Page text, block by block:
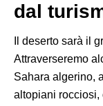
dal
Il deserto sarà il
Attraverseremo
Sahara algerino,
altopiani rocciosi,